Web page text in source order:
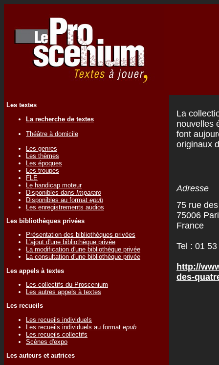
Les textes
La recherche de textes
Théâtre à domicile
Les genres
Les thèmes
Les époques
Les troupes
FLE
Le handicap moteur
Disponibles dans Imparato
Disponibles au format epub
Les enregistrements audios
Les bibliothèques privées
Présentation des bibliothèques privées
L'ajout d'une bibliothèque privée
La modification d'une bibliothèque privée
La consultation d'une bibliothèque privée
Les appels à textes
Les collectifs du Proscenium
Les autres appels à textes
Les recueils
Les recueils individuels
Les recueils individuels au format epub
Les recueils collectifs
Scènes d'expo
Les auteurs et autrices
La
nouvelles
font
originaux
Adresse
75 rue
75006
France
Tel : 01
http://
des-